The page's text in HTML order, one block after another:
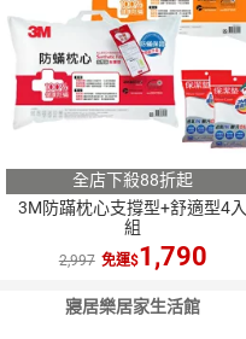
全店下殺88折起
3M防蹣枕心支撐型+舒適型4入
組
2,997 免運 1,790
寢居樂居家生活館